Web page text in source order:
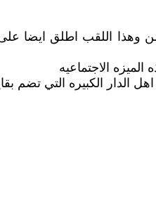
وهذا اللقب اطلق
الاجتماعيه
الكبيره التي تضم بقايا